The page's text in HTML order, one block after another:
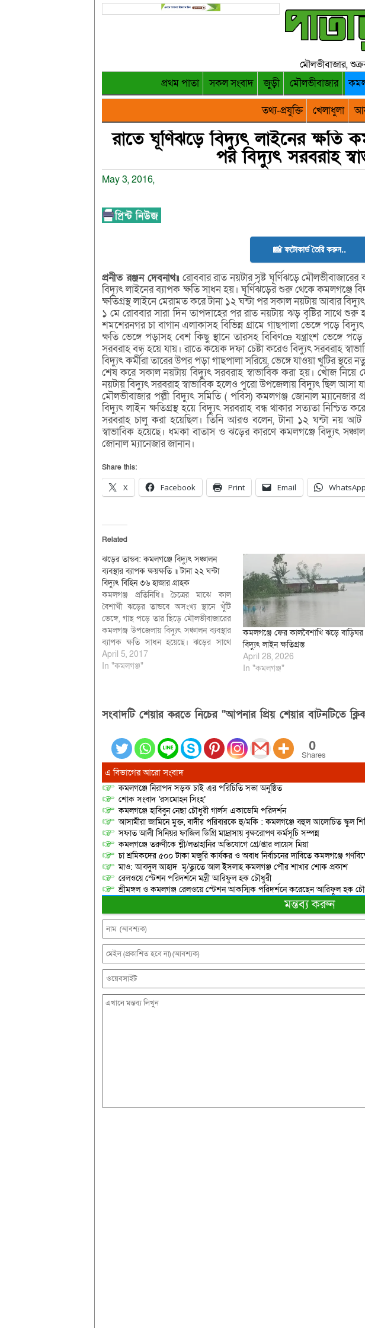
মৌলভীবাজার,
প্রথম পাতা সকল সংবাদ জুড়ী মৌলভীবাজার
তথ্য-প্রযুক্তি
খেলাধুলা
রাতে ঘূর্ণিঝড়ে বিদ্যুৎ লাইনের ক্ষতি
পর বিদ্যুৎ সরবরাহ
May 3, 2016,
📸 ফটোকার্ড তৈরি করুন..
প্রনীত রঞ্জন দেবনাথ॥ রোববার রাত নয়টার সৃষ্ট ঘূর্ণিঝড়ে
বিদ্যূৎ লাইনের ব্যাপক ক্ষতি সাধন হয়। ঘূর্ণিঝড়ের শুরু থেকে কমলগঞ্জে
ক্ষতিগ্রস্থ লাইনে মেরামত করে টানা ১২ ঘন্টা পর সকাল নয়টায় আবার
১ মে রোববার সারা দিন তাপদাহের পর রাত নয়টায় ঝড় বৃষ্টির সাথে
শমশেরনগর চা বাগান এলাকাসহ বিভিন্ন গ্রামে গাছপালা ভেঙ্গে পড়ে
ক্ষতি ভেঙ্গে পড়াসহ বেশ কিছু স্থানে তারসহ বিবিণœ যন্ত্রাংশ ভেঙ্গে
সরবরাহ বন্ধ হয়ে যায়। রাতে কয়েক দফা চেষ্টা করেও বিদ্যুৎ সরবরাহ
বিদ্যুৎ কর্মীরা তারের উপর পড়া গাছপালা সরিয়ে, ভেঙ্গে যাওয়া খুটির স্থরে
শেষ করে সকাল নয়টায় বিদ্যুৎ সরবরাহ স্বাভাবিক করা হয়। খোঁজ
নয়টায় বিদ্যুৎ সরবরাহ স্বাভাবিক হলেও পুরো উপজেলায় বিদ্যুৎ ছিল আসা
মৌলভীবাজার পল্লী বিদ্যুৎ সমিতি ( পবিস) কমলগঞ্জ জোনাল
বিদ্যুৎ লাইন ক্ষতিগ্রস্থ হয়ে বিদ্যুৎ সরবরাহ বন্ধ থাকার সত্যতা নিশ্চিত
সরবরাহ চালু করা হয়েছিল। তিনি আরও বলেন, টানা ১২ ঘন্টা নয়
স্বাভাবিক হয়েছে। ধমকা বাতাস ও ঝড়ের কারণে কমলগঞ্জে বিদ্যুৎ
জোনাল ম্যানেজার জানান।
Share this:
X Facebook Print Email WhatsApp
Related
ঝড়ের তান্ডব: কমলগঞ্জে বিদ্যুৎ সঞ্চালন
ব্যবস্থার ব্যাপক ক্ষয়ক্ষতি ॥ টানা ২২ ঘন্টা
বিদ্যুৎ বিহিন ৩৬ হাজার গ্রাহক
কমলগঞ্জ প্রতিনিধি॥ চৈত্রের মাঝে কাল
বৈশাখী ঝড়ের তান্ডবে অসংখ্য স্থানে খুঁটি
ভেঙ্গে, গাছ পড়ে তার ছিড়ে মৌলভীবাজারের
কমলগঞ্জ উপজেলায় বিদ্যুৎ সঞ্চালন ব্যবস্থার
ব্যাপক ক্ষতি সাধন হয়েছে। ঝড়ের সাথে
সাথে ভারী বৃষ্টিপাতে কমলগঞ্জে জন জীবন
বিপর্যস্ত হয়ে পড়েছে। ৩ এপ্রিল সোমবার
April 5, 2017
In "কমলগঞ্জ"
কমলগঞ্জে ফের কালবৈশাখি ঝড়ে
বিদ্যুৎ লাইন ক্ষতিগ্রস্ত
April 28, 2026
In "কমলগঞ্জ"
সংবাদটি শেয়ার করতে নিচের “আপনার প্রিয় শেয়ার বাটনটিতে
0
Shares
এ বিভাগের আরো সংবাদ
কমলগঞ্জে নিরাপদ সড়ক চাই এর পরিচিতি সভা অনুষ্ঠিত
শোক সংবাদ ‘রসমোহন সিংহ’
কমলগঞ্জে হাবিবুন নেছা চৌধুরী গার্লস একাডেমি পরিদর্শন
আসামীরা জামিনে মুক্ত, বাদীর পরিবারকে হু/মকি : কমলগঞ্জে বহুল আলোচিত স্কুল
সফাত আলী সিনিয়র ফাজিল ডিগ্রি মাদ্রাসায় বৃক্ষরোপণ কর্মসূচি সম্পন্ন
কমলগঞ্জে তরুণীকে শ্লী/লতাহানির অভিযোগে গ্রে/প্তার লায়েস মিয়া
চা শ্রমিকদের ৫০০ টাকা মজুরি কার্যকর ও অবাধ নির্বাচনের দাবিতে কমলগঞ্জে
মাও: আবদুল আহাদ মৃ/ত্যুতে আল ইসলাহ কমলগঞ্জ পৌর শাখার শোক প্রকাশ
রেলওয়ে স্টেশন পরিদর্শনে মন্ত্রী আরিফুল হক চৌধুরী
শ্রীমঙ্গল ও কমলগঞ্জ রেলওয়ে স্টেশন আকস্মিক পরিদর্শনে করেছেন আরিফুল হক
মন্তব্য করুন